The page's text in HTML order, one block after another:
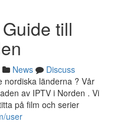
till
News
Discuss
nordiska länderna ? Vår
av IPTV i Norden . Vi
på film och serier
user